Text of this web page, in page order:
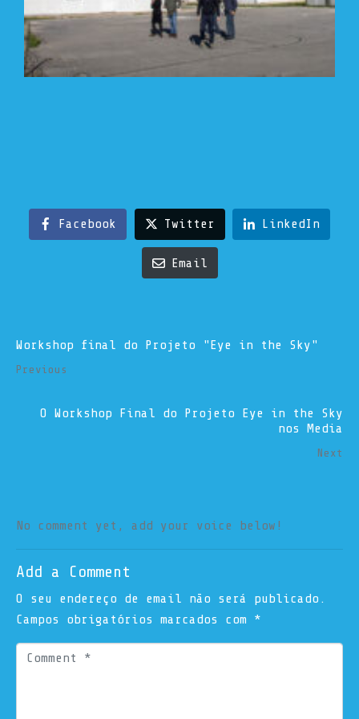
Facebook Twitter LinkedIn
Email
Workshop final do Projeto "Eye in the Sky"
Previous
O Workshop Final do Projeto Eye in the Sky
nos Media
Next
No comment yet, add your voice below!
Add a Comment
O seu endereço de email não será publicado.
Campos obrigatórios marcados com *